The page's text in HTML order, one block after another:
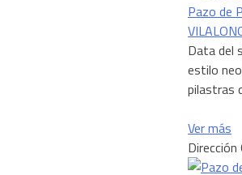
Pazo de
Data del
estilo
pilastras
Ver más
Dirección